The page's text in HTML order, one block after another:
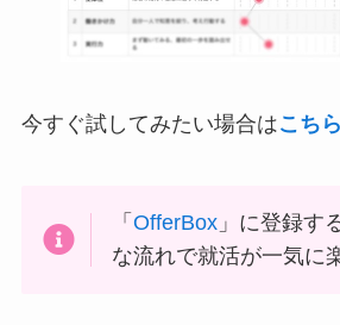
今すぐ試してみたい場合はこちら
「OfferBox 」に登録す
な流れで就活が一気に